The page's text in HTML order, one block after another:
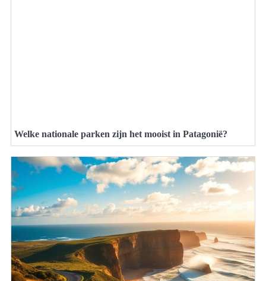
Welke nationale parken zijn het mooist in Patagonië?